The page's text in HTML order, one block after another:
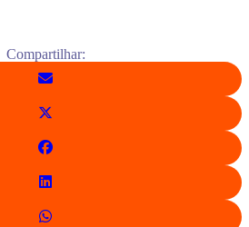
Compartilhar: